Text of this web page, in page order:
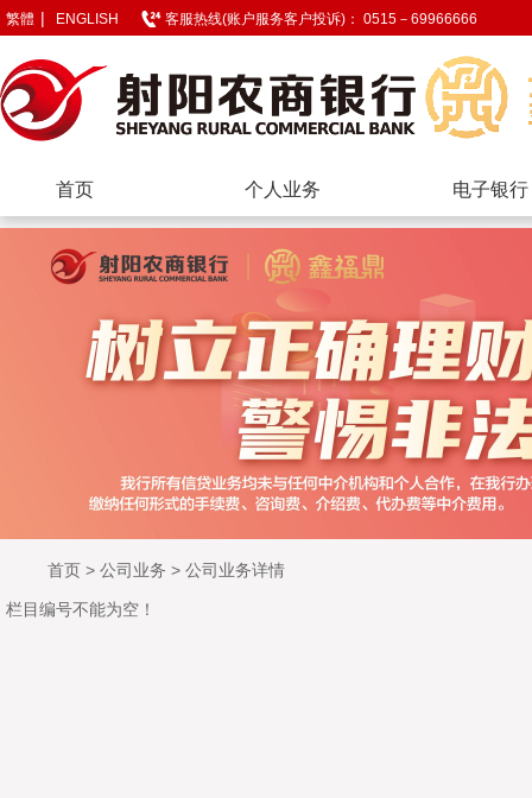
繁體 | ENGLISH 客服热线(账户服务客户投诉)： 0515－69966666
首页 个人业务 电子银行
首页 > 公司业务 > 公司业务详情
栏目编号不能为空！